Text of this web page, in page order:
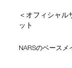
＜オフィシャル
ット
NARSのベースメ